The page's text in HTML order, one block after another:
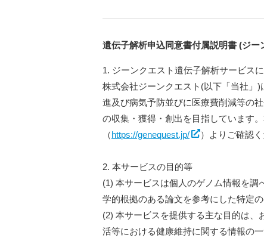
遺伝子解析申込同意書付属説明書 (ジー
1. ジーンクエスト遺伝子解析サービス
株式会社ジーンクエスト(以下「当社」
進及び病気予防並びに医療費削減等の
の収集・獲得・創出を目指しています
（https://genequest.jp/ ）よりご確認く
2. 本サービスの目的等
(1) 本サービスは個人のゲノム情報を
学的根拠のある論文を参考にした特定
(2) 本サービスを提供する主な目的は
活等における健康維持に関する情報の